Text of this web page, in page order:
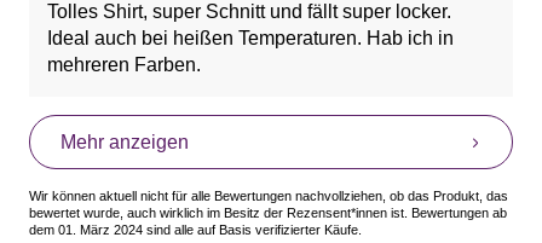
Tolles Shirt, super Schnitt und fällt super locker.
Ideal auch bei heißen Temperaturen. Hab ich in
mehreren Farben.
Mehr anzeigen
Wir können aktuell nicht für alle Bewertungen nachvollziehen, ob das Produkt, das
bewertet wurde, auch wirklich im Besitz der Rezensent*innen ist. Bewertungen ab
dem 01. März 2024 sind alle auf Basis verifizierter Käufe.